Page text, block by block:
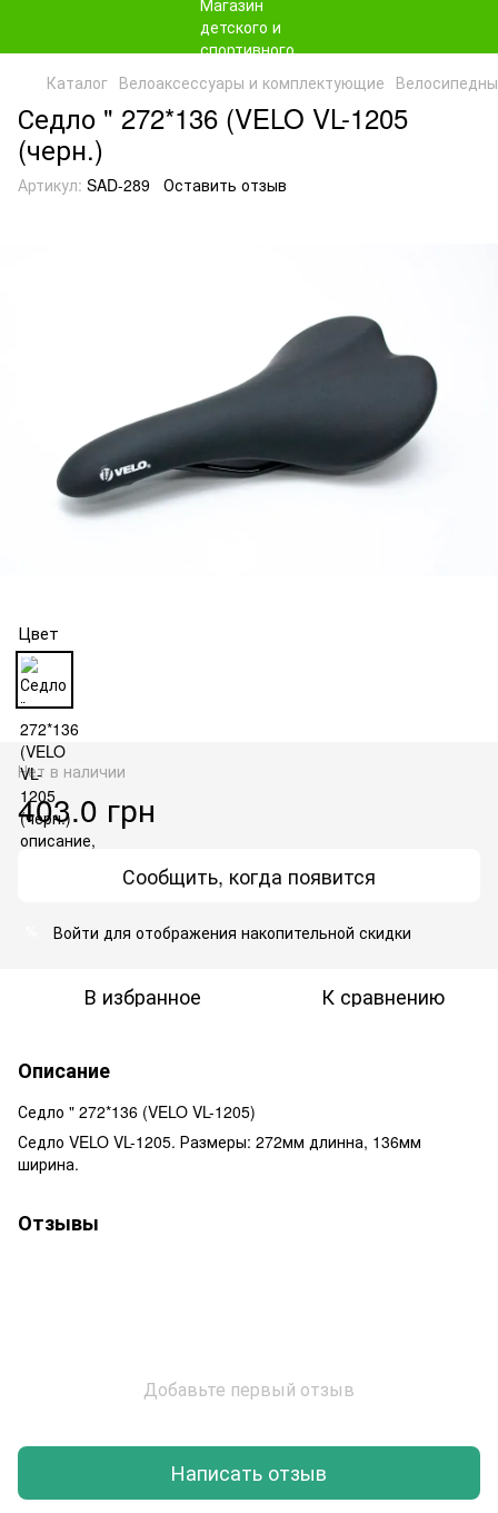
Каталог Велоаксессуары и комплектующие
Седло " 272*136 (VELO VL-1205
(черн.)
Артикул: SAD-289 Оставить отзыв
Цвет
Нет в наличии
403.0 грн
Сообщить, когда появится
Войти для отображения накопительной скидки
В избранное К сравнению
Описание
Седло " 272*136 (VELO VL-1205)
Седло VELO VL-1205. Размеры: 272мм длинна, 136мм
ширина.
Отзывы
Добавьте первый отзыв
Написать отзыв